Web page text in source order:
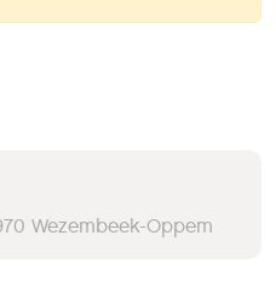
Wezembeek-Oppem